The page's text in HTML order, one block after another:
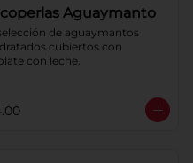
Aguaymanto
de aguaymantos
cubiertos con
con leche.